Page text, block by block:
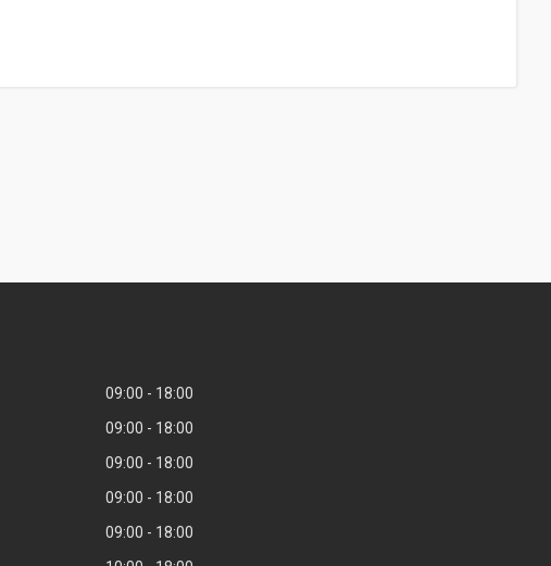
09:00
18:00
09:00
18:00
09:00
18:00
09:00
18:00
09:00
18:00